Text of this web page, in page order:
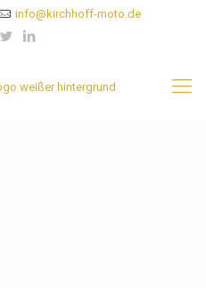
info@kirchhoff-moto.de